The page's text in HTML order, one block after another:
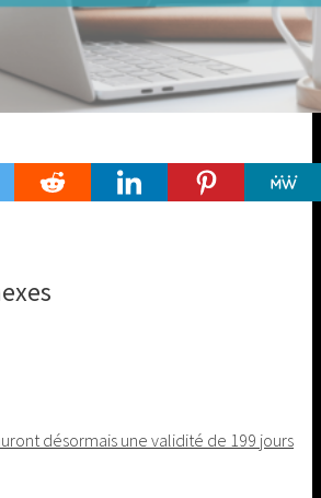
désormais une validité de 199 jours